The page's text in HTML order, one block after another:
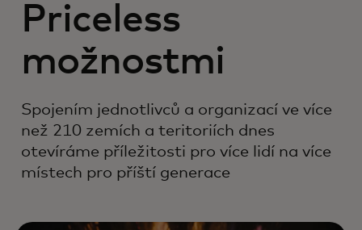
Priceless
možnostmi
Spojením jednotlivců a organizací ve více
než 210 zemích a teritoriích dnes
otevíráme příležitosti pro více lidí na více
místech pro příští generace